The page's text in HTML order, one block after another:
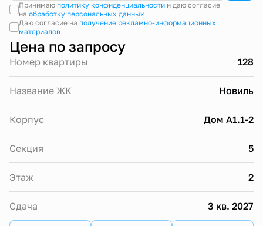
Принимаю политику конфиденциальностии даю согласие
на обработку персональных данных
Даю согласие на получение рекламно-информационных
материалов
Цена по запросу
Номер квартиры 128
Название ЖК Новиль
Корпус Дом А1.1-2
Секция 5
Этаж 2
Сдача 3 кв. 2027